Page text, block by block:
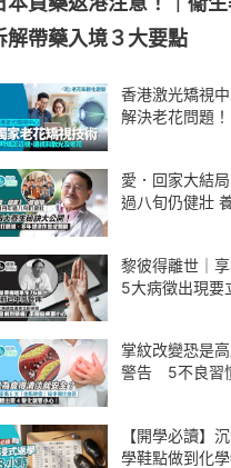
解帶藥入境３大要點
香港激光矯視
解決老花問題！
愛．回家大結
過八旬仍健壯
黎彼得離世｜
5大病徵出現要
掌紋改變恐是
警告 5不良習
【開學必讀】
學鞋點做到化